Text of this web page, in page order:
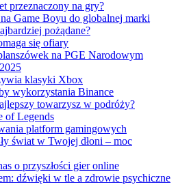
przeznaczony na gry?
Game Boyu do globalnej marki
pożądane?
się ofiary
na PGE Narodowym
klasyki Xbox
wykorzystania Binance
towarzysz w podróży?
of Legends
platform gamingowych
świat w Twojej dłoni – moc
o przyszłości gier online
dźwięki w tle a zdrowie psychiczne